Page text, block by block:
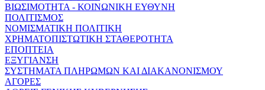
ΒΙΩΣΙΜΟΤΗΤΑ - ΚΟΙΝΩΝΙΚΗ ΕΥΘΥΝΗ
ΠΟΛΙΤΙΣΜΟΣ
ΝΟΜΙΣΜΑΤΙΚΗ ΠΟΛΙΤΙΚΗ
ΧΡΗΜΑΤΟΠΙΣΤΩΤΙΚΗ ΣΤΑΘΕΡΟΤΗΤΑ
ΕΠΟΠΤΕΙΑ
ΕΞΥΓΙΑΝΣΗ
ΣΥΣΤΗΜΑΤΑ ΠΛΗΡΩΜΩΝ ΚΑΙ ΔΙΑΚΑΝΟΝΙΣΜΟΥ
ΑΓΟΡΕΣ